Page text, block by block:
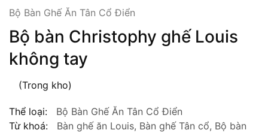
Bộ Bàn Ghế Ăn Tân Cổ Điển
Bộ bàn Christophy ghế Louis
không tay
(Trong kho)
Thể loại:
Bộ Bàn Ghế Ăn Tân Cổ Điển
Từ khoá:
Bàn ghế ăn Louis, Bàn ghế Tân cổ, Bộ bàn